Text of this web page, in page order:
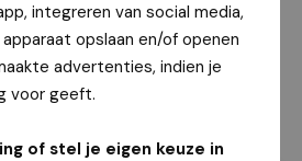
integreren van social media,
opslaan en/of openen
advertenties, indien je
voor geeft.
of stel je eigen keuze in